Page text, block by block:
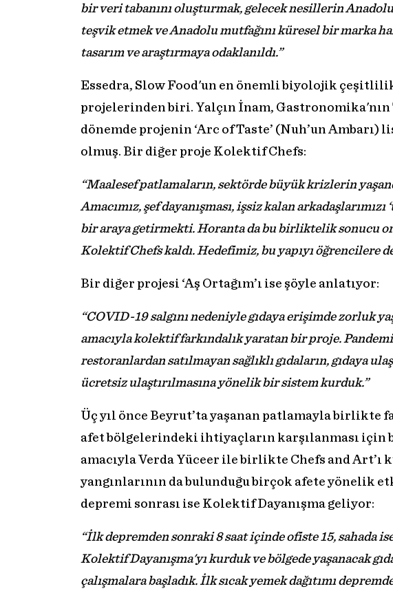
bir veri tabanını oluşturmak, gelecek nesillerin
teşvik etmek ve Anadolu mutfağını küresel bir marka
tasarım ve araştırmaya odaklanıldı.”
Essedra, Slow Food'un en önemli biyolojik
projelerinden biri. Yalçın İnam,
dönemde projenin ‘Arc of Taste’ (Nuh’un Ambarı)
olmuş. Bir diğer proje Kolektif Chefs:
“Maalesef patlamaların, sektörde büyük krizlerin
Amacımız, şef dayanışması, işsiz kalan
bir araya getirmekti. Horanta da bu birliktelik sonucu
Kolektif Chefs kaldı. Hedefimiz, bu yapıyı öğrencilere
Bir diğer projesi ‘Aş Ortağım’ı ise şöyle anlatıyor:
“COVID-19 salgını nedeniyle gıdaya erişimde zorluk
amacıyla kolektif farkındalık yaratan bir proje.
restoranlardan satılmayan sağlıklı gıdaların, gıdaya
ücretsiz ulaştırılmasına yönelik bir sistem kurduk.”
Üç yıl önce Beyrut’ta yaşanan patlamayla birlikte
afet bölgelerindeki ihtiyaçların karşılanması için
amacıyla Verda Yüceer ile birlikte Chefs and
yangınlarının da bulunduğu birçok afete yönelik
depremi sonrası ise Kolektif Dayanışma geliyor:
“İlk depremden sonraki 8 saat içinde ofiste 15, sahada
Kolektif Dayanışma'yı kurduk ve bölgede yaşanacak
çalışmalara başladık. İlk sıcak yemek dağıtımı